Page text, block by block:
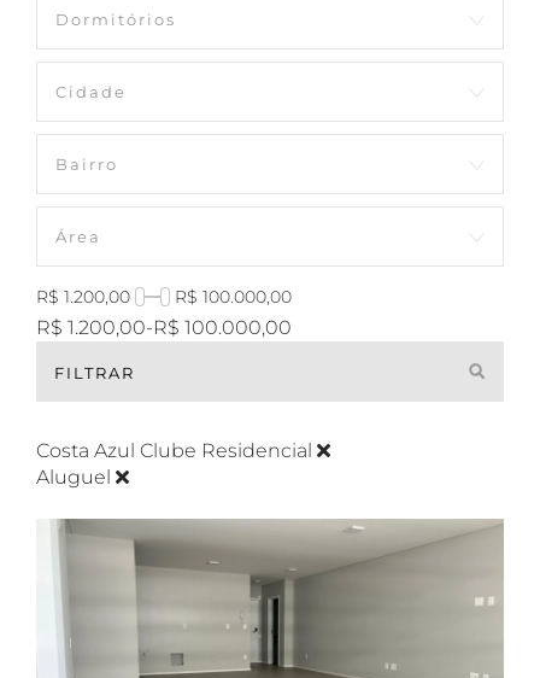
R$ 1.200,00 R$ 100.000,00
R$ 1.200,00-R$ 100.000,00
FILTRAR
Costa Azul Clube Residencial
Aluguel